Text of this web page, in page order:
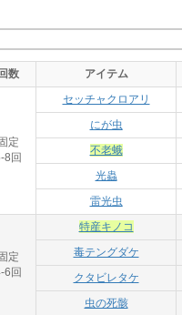
回数 アイテム
固定
8回
セッチャクロアリ
にが虫
不老蛾
光蟲
雷光虫
固定
6回
特産キノコ
毒テングダケ
クタビレタケ
虫の死骸